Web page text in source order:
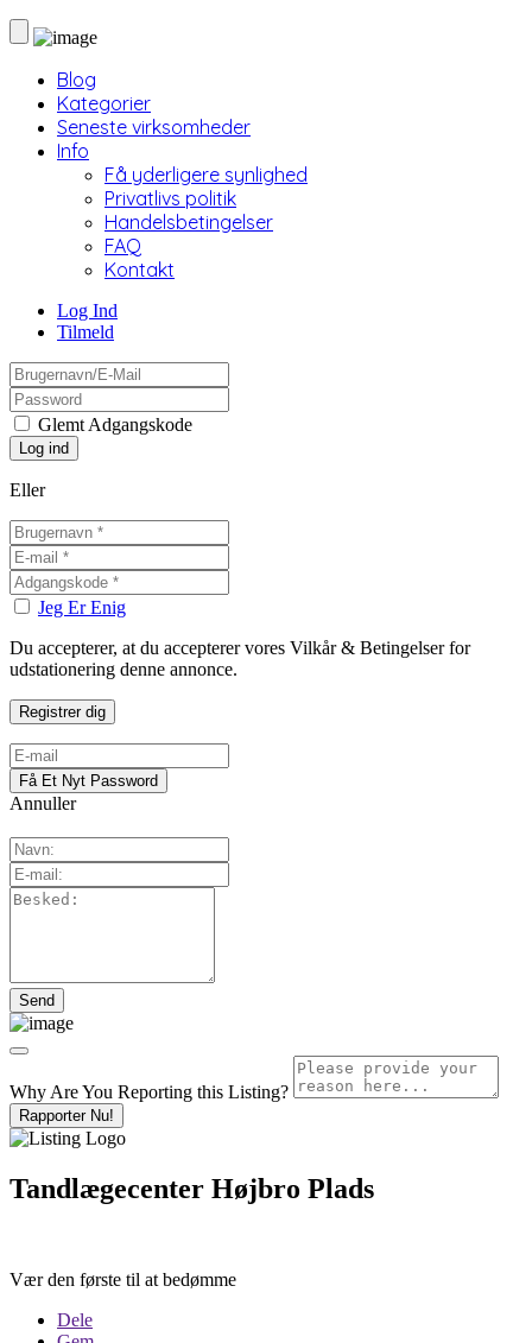
Blog
Kategorier
Seneste virksomheder
Info
Få yderligere synlighed
Privatlivs politik
Handelsbetingelser
FAQ
Kontakt
Log Ind
Tilmeld
Glemt Adgangskode
Eller
Jeg Er Enig
Du accepterer, at du accepterer vores Vilkår & Betingelser for
udstationering denne annonce.
Annuller
Why Are You Reporting this Listing?
Rapporter Nu!
Tandlægecenter Højbro Plads
Vær den første til at bedømme
Dele